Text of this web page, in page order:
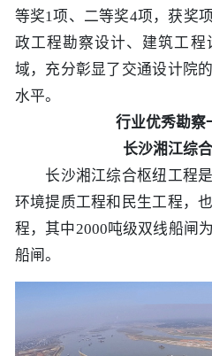
等奖1项、二等奖4项，获奖
政工程勘察设计、建筑工
域，充分彰显了交通设计院
水平。
行业优秀勘
长沙湘江综
长沙湘江综合枢纽工程是
环境提质工程和民生工程，
程，其中2000吨级双线船闸
船闸。